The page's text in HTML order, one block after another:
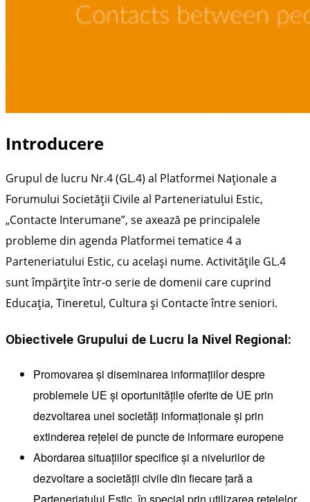
Introducere
Grupul de lucru Nr.4 (GL.4) al Platformei Naționale a
Forumului Societății Civile al Parteneriatului Estic,
„Contacte Interumane”, se axează pe principalele
probleme din agenda Platformei tematice 4 a
Parteneriatului Estic, cu același nume. Activitățile GL.4
sunt împărțite într-o serie de domenii care cuprind
Educația, Tineretul, Cultura și Contacte între seniori.
Obiectivele Grupului de Lucru la Nivel Regional:
Promovarea și diseminarea informațiilor despre
problemele UE și oportunitățile oferite de UE prin
dezvoltarea unei societăți informaționale și prin
extinderea rețelei de puncte de informare europene
Abordarea situațiilor specifice și a nivelurilor de
dezvoltare a societății civile din fiecare țară a
Parteneriatului Estic, în special prin utilizarea rețelelor